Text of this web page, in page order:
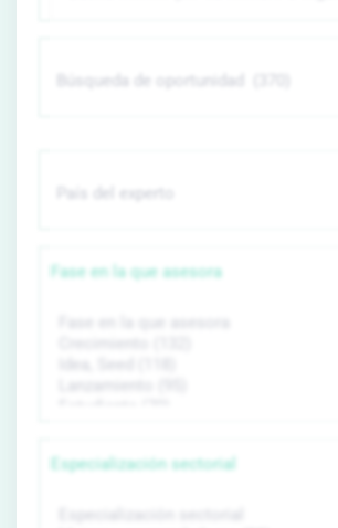
Fase en la que asesora
Especialización sectorial